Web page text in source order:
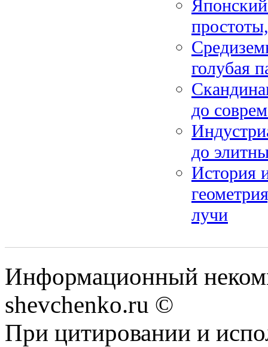
голубая
до
до
История
лучи
Информационный
shevchenko.ru ©
При цитировании и